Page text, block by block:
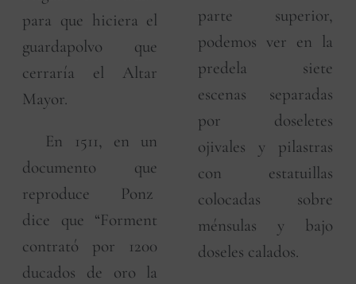
para que hiciera el
guardapolvo que
cerraría el Altar
Mayor.
En 1511, en un
documento que
reproduce Ponz
dice que “Forment
contrató por 1200
ducados de oro la
parte superior,
podemos ver en la
predela siete
escenas separadas
por doseletes
ojivales y pilastras
con estatuillas
colocadas sobre
ménsulas y bajo
doseles calados.